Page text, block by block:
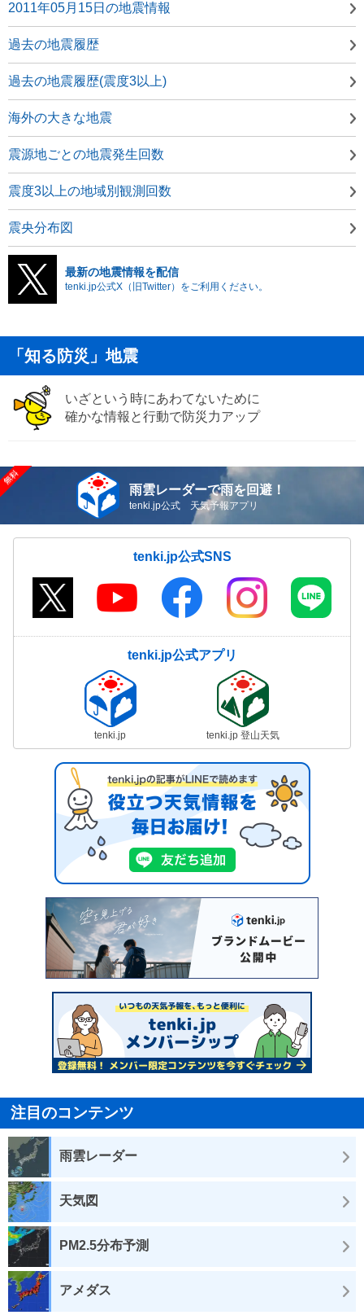
2011年05月15日の地震情報
過去の地震履歴
過去の地震履歴(震度3以上)
海外の大きな地震
震源地ごとの地震発生回数
震度3以上の地域別観測回数
震央分布図
最新の地震情報を配信
tenki.jp公式X（旧Twitter）をご利用ください。
「知る防災」地震
いざという時にあわてないために
確かな情報と行動で防災力アップ
雨雲レーダーで雨を回避！
tenki.jp公式 天気予報アプリ
tenki.jp公式SNS
tenki.jp公式アプリ
tenki.jp tenki.jp 登山天気
注目のコンテンツ
雨雲レーダー
天気図
PM2.5分布予測
アメダス